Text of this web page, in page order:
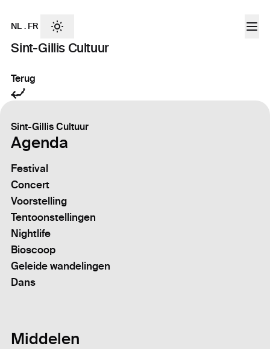
Sint-Gillis Cultuur
NL . FR
Terug
Sint-Gillis Cultuur
Agenda
Festival
Concert
Voorstelling
Tentoonstellingen
Nightlife
Bioscoop
Geleide wandelingen
Dans
Middelen